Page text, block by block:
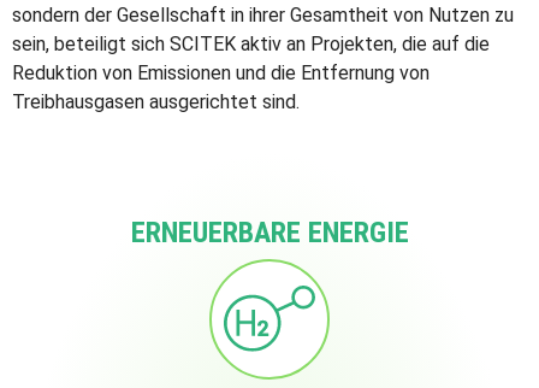
sondern der Gesellschaft in ihrer Gesamtheit von Nutzen zu
sein, beteiligt sich SCITEK aktiv an Projekten, die auf die
Reduktion von Emissionen und die Entfernung von
Treibhausgasen ausgerichtet sind.
ERNEUERBARE ENERGIE